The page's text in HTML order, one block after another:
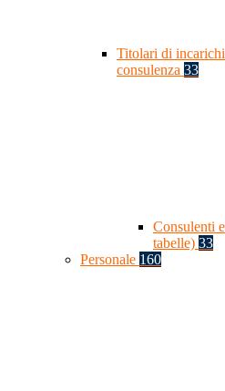
Titolari di
consulenza 33
Consulenti
tabelle) 33
Personale 160